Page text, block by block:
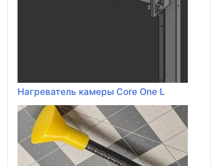
Нагреватель камеры Core One L